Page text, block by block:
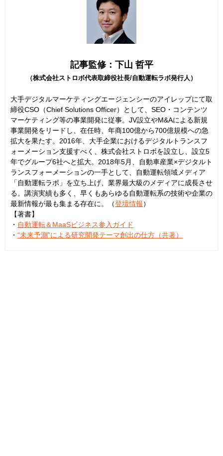
記事監修：下山 哲平
（株式会社ストロボ代表取締役社長/自動運転ラボ発行人）
大手デジタルマーケティングエージェンシーのアイレップにて取
締役CSO（Chief Solutions Officer）として、SEO・コンテンツ
マーケティング等の事業開発に従事。JV設立やM&Aによる新規
事業開発をリードし、在任時、年商100億から700億規模への急
拡大を果たす。2016年、大手企業におけるデジタルトランスフ
ォーメーション支援すべく、株式会社ストロボを設立し、設立5
年でグループ6社へと拡大。2018年5月、自動車産業×デジタルト
ランスフォーメーションの一手として、自動運転領域メディア
「自動運転ラボ」を立ち上げ、業界最大級のメディアに成長させ
る。講演実績も多く、早くもあらゆる自動運転系の技術や企業の
最新情報が最も集まる存在に。（登壇情報）
【著書】
・ 自動運転＆MaaSビジネス参入ガイド
・ “未来予測”による研究開発テーマ創出の仕方（共著）